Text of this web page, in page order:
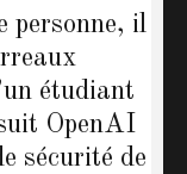
personne, il
étudiant
OpenAI
sécurité de